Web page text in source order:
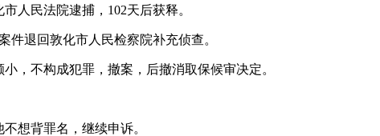
人民法院逮捕，102天后获释。
件退回敦化市人民检察院补充侦查。
，不构成犯罪，撤案，后撤消取保候审决定。
想背罪名，继续申诉。